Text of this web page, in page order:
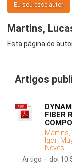
Eu sou esse autor
Martins,
Esta página do
Artigos
FIBER
Igor;
Neves
Artigo – doi